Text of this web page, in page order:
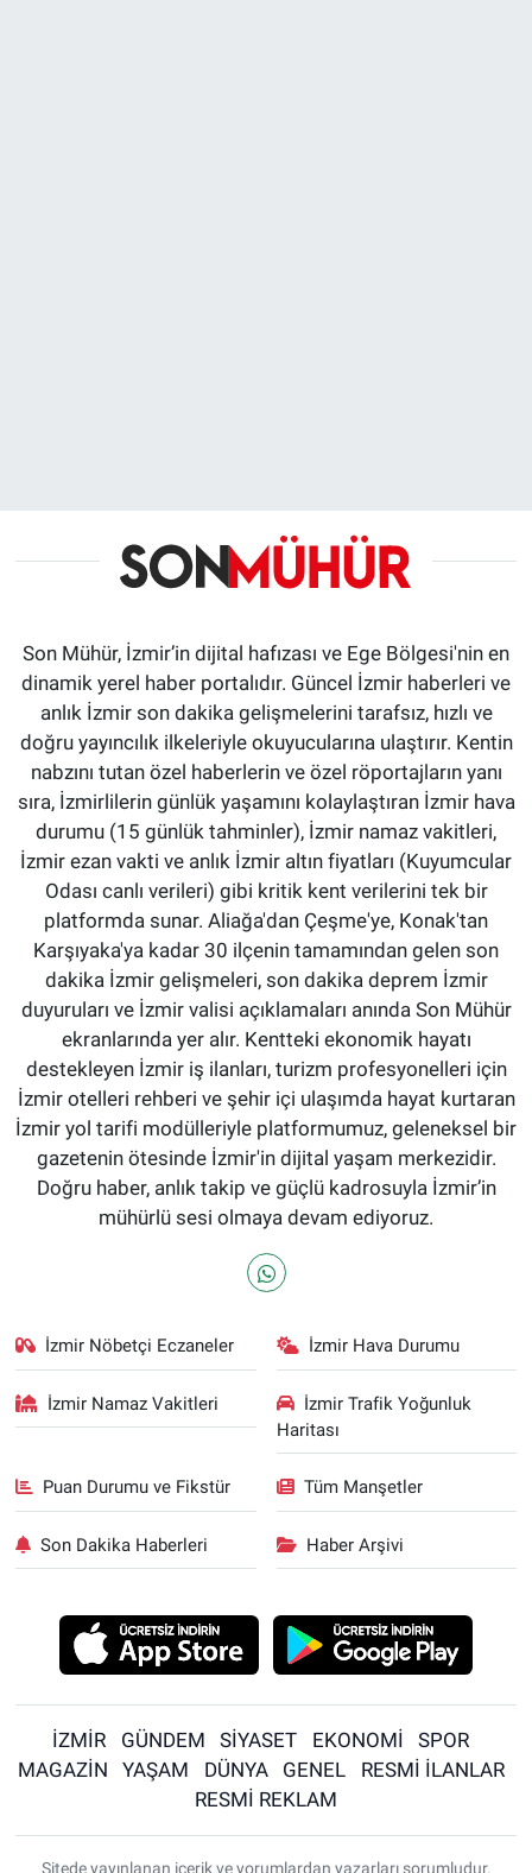
Son Mühür, İzmir’in dijital hafızası ve Ege Bölgesi'nin en
dinamik yerel haber portalıdır. Güncel İzmir haberleri ve
anlık İzmir son dakika gelişmelerini tarafsız, hızlı ve
doğru yayıncılık ilkeleriyle okuyucularına ulaştırır. Kentin
nabzını tutan özel haberlerin ve özel röportajların yanı
sıra, İzmirlilerin günlük yaşamını kolaylaştıran İzmir hava
durumu (15 günlük tahminler), İzmir namaz vakitleri,
İzmir ezan vakti ve anlık İzmir altın fiyatları (Kuyumcular
Odası canlı verileri) gibi kritik kent verilerini tek bir
platformda sunar. Aliağa'dan Çeşme'ye, Konak'tan
Karşıyaka'ya kadar 30 ilçenin tamamından gelen son
dakika İzmir gelişmeleri, son dakika deprem İzmir
duyuruları ve İzmir valisi açıklamaları anında Son Mühür
ekranlarında yer alır. Kentteki ekonomik hayatı
destekleyen İzmir iş ilanları, turizm profesyonelleri için
İzmir otelleri rehberi ve şehir içi ulaşımda hayat kurtaran
İzmir yol tarifi modülleriyle platformumuz, geleneksel bir
gazetenin ötesinde İzmir'in dijital yaşam merkezidir.
Doğru haber, anlık takip ve güçlü kadrosuyla İzmir’in
mühürlü sesi olmaya devam ediyoruz.
İzmir Nöbetçi Eczaneler İzmir Hava Durumu
İzmir Namaz Vakitleri
İzmir Trafik Yoğunluk
Haritası
Puan Durumu ve Fikstür Tüm Manşetler
Son Dakika Haberleri Haber Arşivi
İZMİR GÜNDEM SİYASET EKONOMİ
SPOR
MAGAZİN
YAŞAM DÜNYA GENEL
RESMİ İLANLAR
RESMİ REKLAM
Sitede yayınlanan içerik ve yorumlardan yazarları sorumludur.